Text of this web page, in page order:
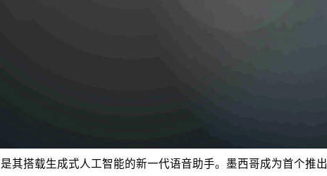
其搭载生成式人工智能的新一代语音助手。墨西哥成为首个推